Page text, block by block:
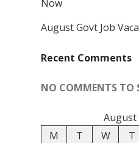
Now
August Govt Job
Recent Comments
NO COMMENTS TO
August
M
T W T